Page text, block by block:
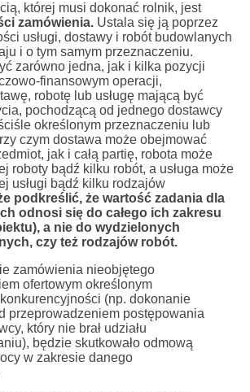
której musi dokonać rolnik, jest
zamówienia. Ustala się ją poprzez
usługi, dostawy i robót budowlanych
i o tym samym przeznaczeniu.
zarówno jedna, jak i kilka pozycji
finansowym operacji,
robotę lub usługę mającą być
pochodzącą od jednego dostawcy
określonym przeznaczeniu lub
czym dostawa może obejmować
jak i całą partię, robota może
roboty bądź kilku robót, a usługa może
usługi bądź kilku rodzajów
podkreślić, że wartość zadania dla
odnosi się do całego ich zakresu
a nie do wydzielonych
czy też rodzajów robót.
zamówienia nieobjętego
ofertowym określonym
(np. dokonanie
przeprowadzeniem postępowania
który nie brał udziału
będzie skutkowało odmową
w zakresie danego